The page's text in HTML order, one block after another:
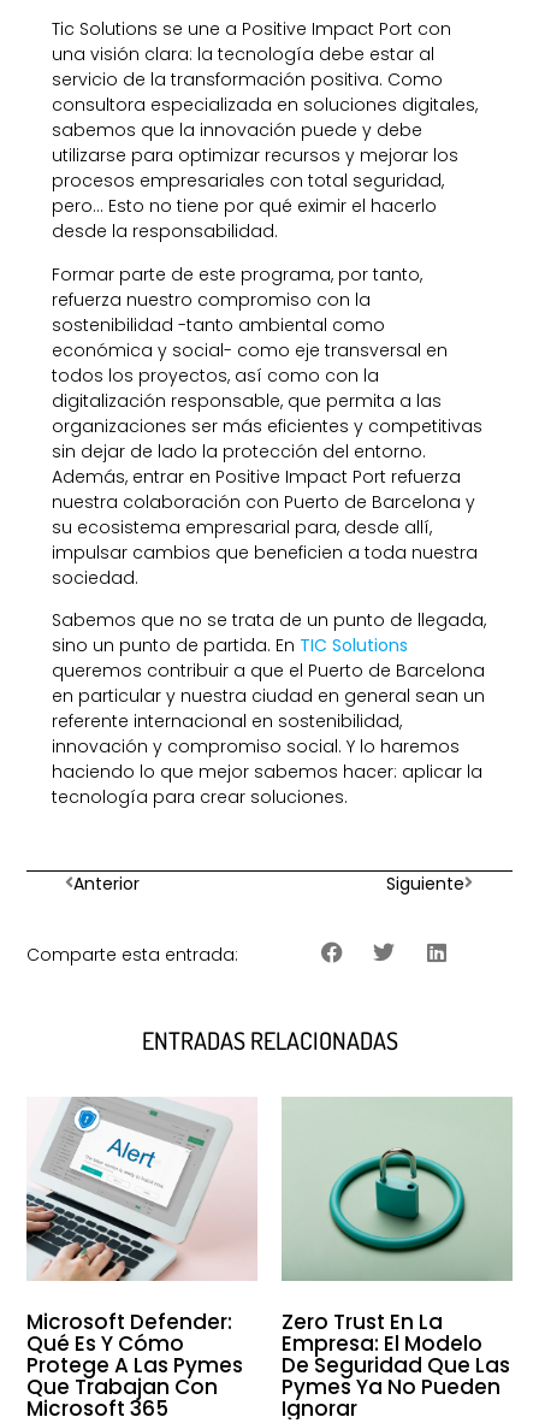
Tic Solutions se une a Positive Impact Port con
una visión clara: la tecnología debe estar al
servicio de la transformación positiva. Como
consultora especializada en soluciones digitales,
sabemos que la innovación puede y debe
utilizarse para optimizar recursos y mejorar los
procesos empresariales con total seguridad,
pero… Esto no tiene por qué eximir el hacerlo
desde la responsabilidad.
Formar parte de este programa, por tanto,
refuerza nuestro compromiso con la
sostenibilidad -tanto ambiental como
económica y social- como eje transversal en
todos los proyectos, así como con la
digitalización responsable, que permita a las
organizaciones ser más eficientes y competitivas
sin dejar de lado la protección del entorno.
Además, entrar en Positive Impact Port refuerza
nuestra colaboración con Puerto de Barcelona y
su ecosistema empresarial para, desde allí,
impulsar cambios que beneficien a toda nuestra
sociedad.
Sabemos que no se trata de un punto de llegada,
sino un punto de partida. En TIC Solutions
queremos contribuir a que el Puerto de Barcelona
en particular y nuestra ciudad en general sean un
referente internacional en sostenibilidad,
innovación y compromiso social. Y lo haremos
haciendo lo que mejor sabemos hacer: aplicar la
tecnología para crear soluciones.
Anterior Siguiente
Comparte esta entrada:
ENTRADAS RELACIONADAS
Microsoft Defender:
Qué Es Y Cómo
Protege A Las Pymes
Que Trabajan Con
Microsoft 365
Zero Trust En La
Empresa: El Modelo
De Seguridad Que Las
Pymes Ya No Pueden
Ignorar